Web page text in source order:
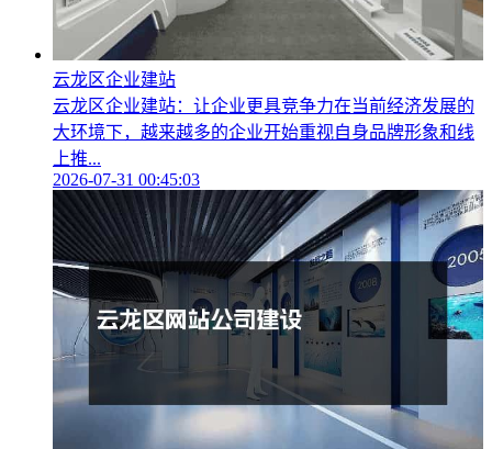
云龙区企业建站
云龙区企业建站：让企业更具竞争力在当前经济发展的
大环境下，越来越多的企业开始重视自身品牌形象和线
上推...
2026-07-31 00:45:03